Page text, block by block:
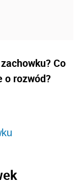
Co
o rozwód?